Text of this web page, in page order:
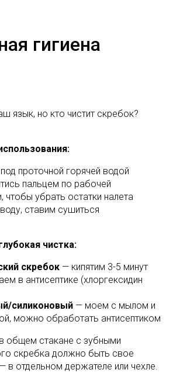
гигиена
язык, но кто чистит скребок?
проточной горячей водой
пальцем по рабочей
чтобы убрать остатки налета
ставим сушиться
чистка:
скребок — кипятим 3-5 минут
в антисептике (хлоргексидин
силиконовый — моем с мылом и
можно обработать антисептиком
общем стакане с зубными
скребка должно быть свое
в отдельном держателе или чехле.